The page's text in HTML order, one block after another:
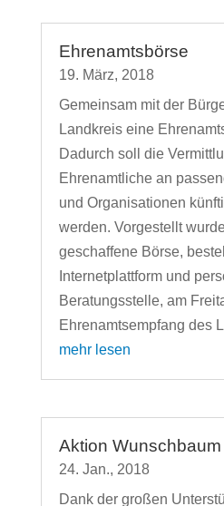
Ehrenamtsbörse
19. März, 2018
Gemeinsam mit der
Landkreis eine
Dadurch soll die
Ehrenamtliche an
und Organisationen
werden. Vorgestellt
geschaffene Börse,
Internetplattform und
Beratungsstelle, am
Ehrenamtsempfang des
mehr lesen
Aktion
24. Jan., 2018
Dank der großen